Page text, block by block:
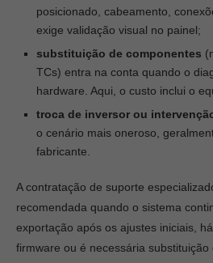
posicionado, cabeamento,
exige validação visual no painel;
substituição de componentes
TCs) entra na conta quando o
hardware. Aqui, o custo inclui o
troca de inversor ou
o cenário mais oneroso,
fabricante.
A contratação de suporte
recomendada quando o sistema
exportação após os ajustes iniciais,
firmware ou é necessária substituição